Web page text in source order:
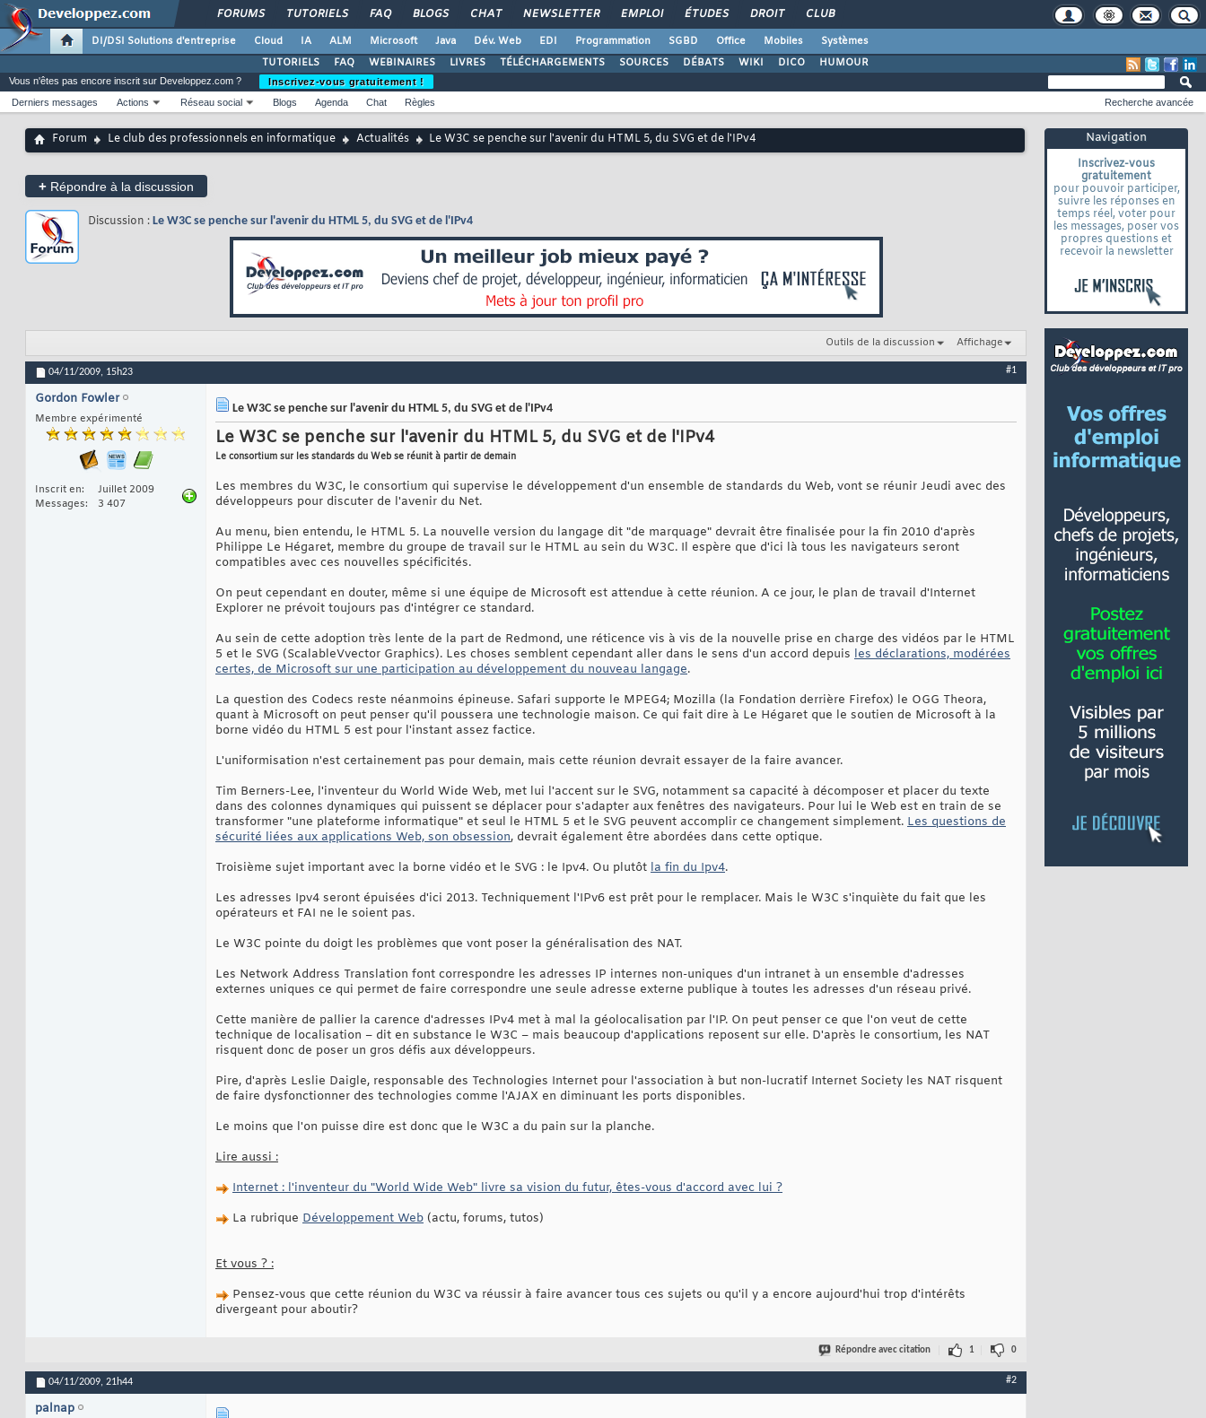
FORUMS TUTORIELS FAQ BLOGS CHAT NEWSLETTER EMPLOI ÉTUDES DROIT CLUB
DI/DSI Solutions d'entreprise Cloud IA ALM Microsoft Java Dév. Web EDI Programmation SGBD Office Mobiles
Systèmes
TUTORIELS
FAQ WEBINAIRES LIVRES TÉLÉCHARGEMENTS SOURCES DÉBATS WIKI DICO HUMOUR
Navigation
Inscrivez-vous
gratuitement
pour pouvoir participer,
suivre les réponses en
temps réel, voter pour
les messages, poser vos
propres questions et
recevoir la newsletter
Vous n'êtes pas encore inscrit sur Developpez.com ?
Inscrivez-vous gratuitement !
Derniers messages
Actions Réseau social Blogs Agenda Chat Règles Recherche avancée
Forum Le club des professionnels en informatique Actualités Le W3C se penche sur l'avenir du HTML 5, du SVG et de l'IPv4
+ Répondre à la discussion
Discussion : Le W3C se penche sur l'avenir du HTML 5, du SVG et de l'IPv4
Outils de la discussion Affichage
04/11/2009, 15h23 #1
Gordon Fowler
Membre expérimenté
Inscrit en
Juillet 2009
Messages
3 407
Le W3C se penche sur l'avenir du HTML 5, du SVG et de l'IPv4
Le W3C se penche sur l'avenir du HTML 5, du SVG et de l'IPv4
Le consortium sur les standards du Web se réunit à partir de demain
Les membres du W3C, le consortium qui supervise le développement d'un ensemble de standards du Web, vont se réunir Jeudi avec des
développeurs pour discuter de l'avenir du Net.
Au menu, bien entendu, le HTML 5. La nouvelle version du langage dit "de marquage" devrait être finalisée pour la fin 2010 d'après
Philippe Le Hégaret, membre du groupe de travail sur le HTML au sein du W3C. Il espère que d'ici là tous les navigateurs seront
compatibles avec ces nouvelles spécificités.
On peut cependant en douter, même si une équipe de Microsoft est attendue à cette réunion. A ce jour, le plan de travail d'Internet
Explorer ne prévoit toujours pas d'intégrer ce standard.
Au sein de cette adoption très lente de la part de Redmond, une réticence vis à vis de la nouvelle prise en charge des vidéos par le HTML
5 et le SVG (ScalableVvector Graphics). Les choses semblent cependant aller dans le sens d'un accord depuis les déclarations, modérées
certes, de Microsoft sur une participation au développement du nouveau langage.
La question des Codecs reste néanmoins épineuse. Safari supporte le MPEG4; Mozilla (la Fondation derrière Firefox) le OGG Theora,
quant à Microsoft on peut penser qu'il poussera une technologie maison. Ce qui fait dire à Le Hégaret que le soutien de Microsoft à la
borne vidéo du HTML 5 est pour l'instant assez factice.
L'uniformisation n'est certainement pas pour demain, mais cette réunion devrait essayer de la faire avancer.
Tim Berners-Lee, l'inventeur du World Wide Web, met lui l'accent sur le SVG, notamment sa capacité à décomposer et placer du texte
dans des colonnes dynamiques qui puissent se déplacer pour s'adapter aux fenêtres des navigateurs. Pour lui le Web est en train de se
transformer "une plateforme informatique" et seul le HTML 5 et le SVG peuvent accomplir ce changement simplement. Les questions de
sécurité liées aux applications Web, son obsession, devrait également être abordées dans cette optique.
Troisième sujet important avec la borne vidéo et le SVG : le Ipv4. Ou plutôt la fin du Ipv4.
Les adresses Ipv4 seront épuisées d'ici 2013. Techniquement l'IPv6 est prêt pour le remplacer. Mais le W3C s'inquiète du fait que les
opérateurs et FAI ne le soient pas.
Le W3C pointe du doigt les problèmes que vont poser la généralisation des NAT.
Les Network Address Translation font correspondre les adresses IP internes non-uniques d'un intranet à un ensemble d'adresses
externes uniques ce qui permet de faire correspondre une seule adresse externe publique à toutes les adresses d'un réseau privé.
Cette manière de pallier la carence d'adresses IPv4 met à mal la géolocalisation par l'IP. On peut penser ce que l'on veut de cette
technique de localisation – dit en substance le W3C – mais beaucoup d'applications reposent sur elle. D'après le consortium, les NAT
risquent donc de poser un gros défis aux développeurs.
Pire, d'après Leslie Daigle, responsable des Technologies Internet pour l'association à but non-lucratif Internet Society les NAT risquent
de faire dysfonctionner des technologies comme l'AJAX en diminuant les ports disponibles.
Le moins que l'on puisse dire est donc que le W3C a du pain sur la planche.
Lire aussi :
Internet : l'inventeur du "World Wide Web" livre sa vision du futur, êtes-vous d'accord avec lui ?
La rubrique Développement Web (actu, forums, tutos)
Et vous ? :
Pensez-vous que cette réunion du W3C va réussir à faire avancer tous ces sujets ou qu'il y a encore aujourd'hui trop d'intérêts
divergeant pour aboutir?
Répondre avec citation 1 0
04/11/2009, 21h44 #2
palnap